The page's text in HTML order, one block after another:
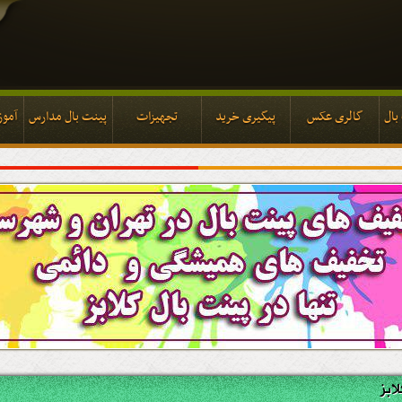
گالری عکس پیگیری خرید تجهیزات پینت بال مدارس